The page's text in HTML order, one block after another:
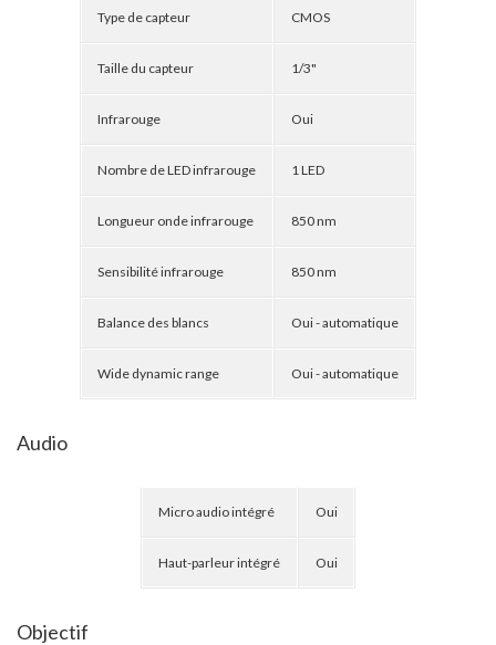
Type de capteur CMOS
Taille du capteur 1/3"
Infrarouge Oui
Nombre de LED infrarouge 1 LED
Longueur onde infrarouge 850 nm
Sensibilité infrarouge 850 nm
Balance des blancs Oui - automatique
Wide dynamic range Oui - automatique
Audio
Micro audio intégré Oui
Haut-parleur intégré Oui
Objectif